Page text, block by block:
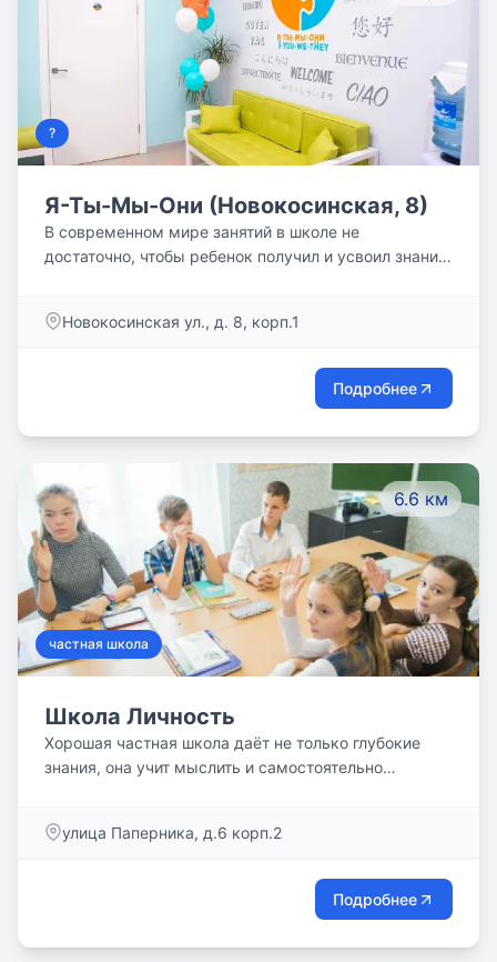
?
Я-Ты-Мы-Они (Новокосинская, 8)
В современном мире занятий в школе не
достаточно, чтобы ребенок получил и усвоил знания,
взрослой жизни. Мы понимаем это и предоставляем
которым ваш ребенок будет учиться без пробелов, с
радостью и интересом. Наши опытные
Новокосинская ул., д. 8, корп.1
Подробнее
6.6 км
частная школа
Школа Личность
Хорошая частная школа даёт не только глубокие
знания, она учит мыслить и самостоятельно
в нужное русло, предоставляя возможность
динамичное время дети нуждаются не только в
знании таблицы умножения и правил чистописания,
улица Паперника, д.6 корп.2
Подробнее